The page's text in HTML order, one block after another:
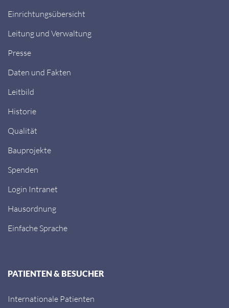
Einrichtungsübersicht
Leitung und Verwaltung
Presse
Daten und Fakten
Leitbild
Historie
Qualität
Bauprojekte
Spenden
Login Intranet
Hausordnung
Einfache Sprache
PATIENTEN & BESUCHER
Internationale Patienten